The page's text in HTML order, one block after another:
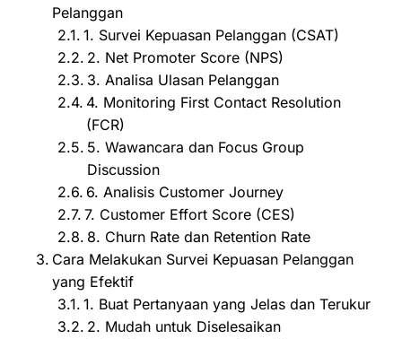
Pelanggan
1. Survei Kepuasan Pelanggan (CSAT)
2. Net Promoter Score (NPS)
3. Analisa Ulasan Pelanggan
4. Monitoring First Contact Resolution
(FCR)
5. Wawancara dan Focus Group
Discussion
6. Analisis Customer Journey
7. Customer Effort Score (CES)
8. Churn Rate dan Retention Rate
Cara Melakukan Survei Kepuasan Pelanggan
yang Efektif
1. Buat Pertanyaan yang Jelas dan Terukur
2. Mudah untuk Diselesaikan